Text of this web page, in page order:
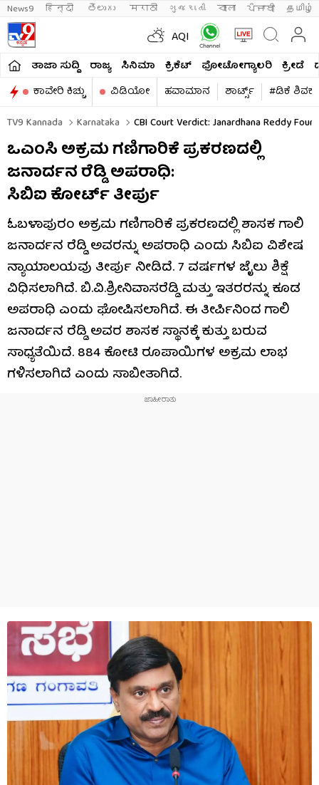
News9 हिन्दी తెలుగు मराठी ગુજરાતી বাংলা ਪੰਜਾਬੀ தமிழ்
AQI
ತಾಜಾ ಸುದ್ದಿ ರಾಜ್ಯ ಸಿನಿಮಾ ಕ್ರಿಕೆಟ್​ ಫೋಟೋಗ್ಯಾಲರಿ ಕ್ರೀಡೆ
ಕಾವೇರಿ ಕಿಚ್ಚು
ವಿಡಿಯೋ ಹವಾಮಾನ ಶಾರ್ಟ್ಸ್​
#ಡಿಕೆ
TV9 Kannada
Karnataka CBI Court Verdict: Janardhana Reddy
ಒಎಂಸಿ ಅಕ್ರಮ ಗಣಿಗಾರಿಕೆ ಪ್ರಕರಣದಲ್ಲಿ
ಜನಾರ್ದನ ರೆಡ್ಡಿ ಅಪರಾಧಿ:
ಸಿಬಿಐ ಕೋರ್ಟ್ ತೀರ್ಪು
ಓಬಳಾಪುರಂ ಅಕ್ರಮ ಗಣಿಗಾರಿಕೆ ಪ್ರಕರಣದಲ್ಲಿ ಶಾಸಕ ಗಾಲಿ
ಜನಾರ್ದನ ರೆಡ್ಡಿ ಅವರನ್ನು ಅಪರಾಧಿ ಎಂದು ಸಿಬಿಐ ವಿಶೇಷ
ನ್ಯಾಯಾಲಯವು ತೀರ್ಪು ನೀಡಿದೆ. 7 ವರ್ಷಗಳ ಜೈಲು ಶಿಕ್ಷೆ
ವಿಧಿಸಲಾಗಿದೆ. ಬಿ.ವಿ.ಶ್ರೀನಿವಾಸರೆಡ್ಡಿ ಮತ್ತು ಇತರರನ್ನು ಕೂಡ
ಅಪರಾಧಿ ಎಂದು ಘೋಷಿಸಲಾಗಿದೆ. ಈ ತೀರ್ಪಿನಿಂದ ಗಾಲಿ
ಜನಾರ್ದನ ರೆಡ್ಡಿ ಅವರ ಶಾಸಕ ಸ್ಥಾನಕ್ಕೆ ಕುತ್ತು ಬರುವ
ಸಾಧ್ಯತೆಯಿದೆ. 884 ಕೋಟಿ ರೂಪಾಯಿಗಳ ಅಕ್ರಮ ಲಾಭ
ಗಳಿಸಲಾಗಿದೆ ಎಂದು ಸಾಬೀತಾಗಿದೆ.